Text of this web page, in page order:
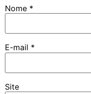
Nome *
E-mail *
Site